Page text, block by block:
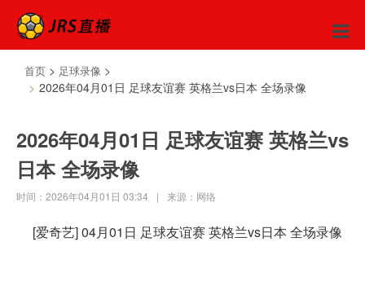
首页 > 足球录像 >
2026年04月01日 足球友谊赛 英格兰vs日本 全场录像
2026年04月01日 足球友谊赛 英格兰vs
日本 全场录像
时间：2026年04月01日 03:34 | 来源：网络
[爱奇艺] 04月01日 足球友谊赛 英格兰vs日本 全场录像